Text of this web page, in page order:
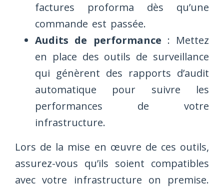
factures proforma dès qu’une
commande est passée.
Audits de performance : Mettez
en place des outils de surveillance
qui génèrent des rapports d’audit
automatique pour suivre les
performances de votre
infrastructure.
Lors de la mise en œuvre de ces outils,
assurez-vous qu’ils soient compatibles
avec votre infrastructure on premise.